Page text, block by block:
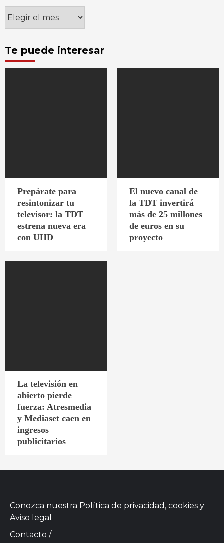
Te puede interesar
Prepárate para
resintonizar tu
televisor: la TDT
estrena nueva era
con UHD
El nuevo canal de
la TDT invertirá
más de 25 millones
de euros en su
proyecto
La televisión en
abierto pierde
fuerza: Atresmedia
y Mediaset caen en
ingresos
publicitarios
Conozca nuestra Política de privacidad, cookies y
Aviso legal
Contacto /